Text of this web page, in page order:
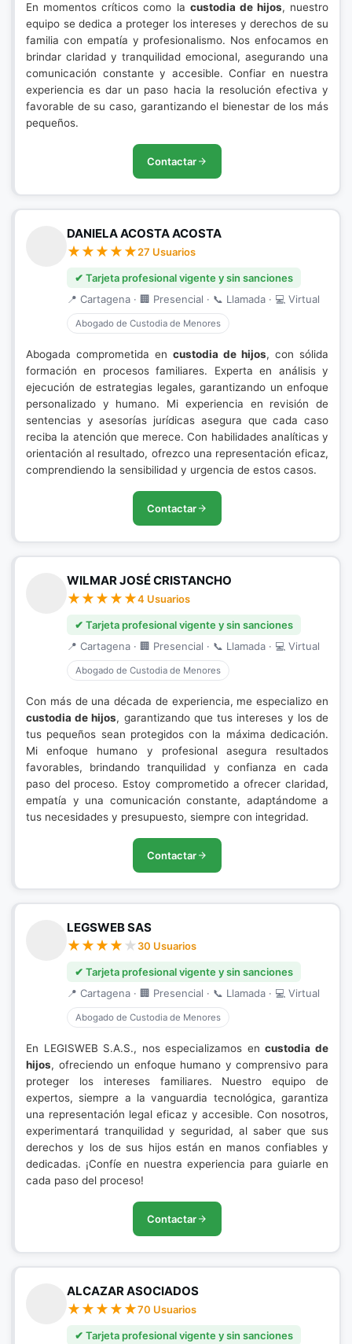
En momentos críticos como la custodia de hijos, nuestro
equipo se dedica a proteger los intereses y derechos de su
familia con empatía y profesionalismo. Nos enfocamos en
brindar claridad y tranquilidad emocional, asegurando una
comunicación constante y accesible. Confiar en nuestra
experiencia es dar un paso hacia la resolución efectiva y
favorable de su caso, garantizando el bienestar de los más
pequeños.
Contactar
DANIELA ACOSTA ACOSTA
27 Usuarios
✔ Tarjeta profesional vigente y sin sanciones
📍 Cartagena · 🏢 Presencial · 📞 Llamada · 💻 Virtual
Abogado de Custodia de Menores
Abogada comprometida en custodia de hijos, con sólida
formación en procesos familiares. Experta en análisis y
ejecución de estrategias legales, garantizando un enfoque
personalizado y humano. Mi experiencia en revisión de
sentencias y asesorías jurídicas asegura que cada caso
reciba la atención que merece. Con habilidades analíticas y
orientación al resultado, ofrezco una representación eficaz,
comprendiendo la sensibilidad y urgencia de estos casos.
Contactar
WILMAR JOSÉ CRISTANCHO
4 Usuarios
✔ Tarjeta profesional vigente y sin sanciones
📍 Cartagena · 🏢 Presencial · 📞 Llamada · 💻 Virtual
Abogado de Custodia de Menores
Con más de una década de experiencia, me especializo en
custodia de hijos, garantizando que tus intereses y los de
tus pequeños sean protegidos con la máxima dedicación.
Mi enfoque humano y profesional asegura resultados
favorables, brindando tranquilidad y confianza en cada
paso del proceso. Estoy comprometido a ofrecer claridad,
empatía y una comunicación constante, adaptándome a
tus necesidades y presupuesto, siempre con integridad.
Contactar
LEGSWEB SAS
30 Usuarios
✔ Tarjeta profesional vigente y sin sanciones
📍 Cartagena · 🏢 Presencial · 📞 Llamada · 💻 Virtual
Abogado de Custodia de Menores
En LEGISWEB S.A.S., nos especializamos encustodia de
hijos, ofreciendo un enfoque humano y comprensivo para
proteger los intereses familiares. Nuestro equipo de
expertos, siempre a la vanguardia tecnológica, garantiza
una representación legal eficaz y accesible. Con nosotros,
experimentará tranquilidad y seguridad, al saber que sus
derechos y los de sus hijos están en manos confiables y
dedicadas. ¡Confíe en nuestra experiencia para guiarle en
cada paso del proceso!
Contactar
ALCAZAR ASOCIADOS
70 Usuarios
✔ Tarjeta profesional vigente y sin sanciones